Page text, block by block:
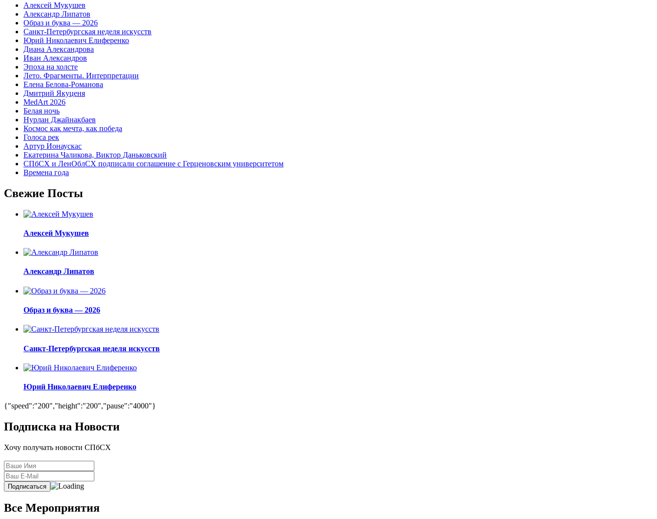
Алексей Мукушев
Александр Липатов
Образ и буква — 2026
Санкт-Петербургская неделя искусств
Юрий Николаевич Елиференко
Диана Александрова
Иван Александров
Эпоха на холсте
Лето. Фрагменты. Интерпретации
Елена Белова-Романова
Дмитрий Якуценя
MedArt 2026
Белая ночь
Нурлан Джайнакбаев
Космос как мечта, как победа
Голоса рек
Артур Ионаускас
Екатерина Чаликова, Виктор Даньковский
СПбСХ и ЛенОблСХ подписали соглашение с Герценовским университетом
Времена года
Свежие Посты
Алексей Мукушев
Александр Липатов
Образ и буква — 2026
Санкт-Петербургская неделя искусств
Юрий Николаевич Елиференко
{"speed":"200","height":"200","pause":"4000"}
Подписка на Новости
Хочу получать новости СПбСХ
Все Мероприятия